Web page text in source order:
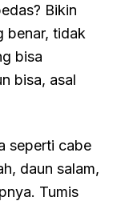
Bikin
benar, tidak
bisa
bisa, asal
seperti cabe
daun salam,
Tumis